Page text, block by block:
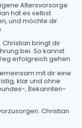
Altersvorsorge
hat es selbst
und möchte dir
Christian bringt dir
bei. So kannst
erfolgreich gehen.
mit dir eine
klar und ohne
, Bekannten-
Christian